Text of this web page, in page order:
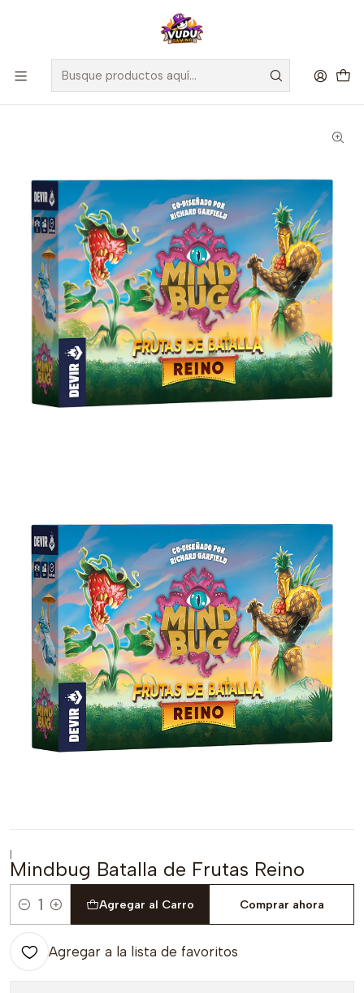
🚀 ¡Despachamos a todo Chile! Envío GRATIS a Regiones sobre
$100.000 y a RM sobre $35.000
Inicio Juegos de Mesa Cartas
Mindbug Batalla de Frutas Reino
|
Mindbug Batalla de Frutas Reino
Cantidad
Agregar al Carro Comprar ahora
Agregar a la lista de favoritos